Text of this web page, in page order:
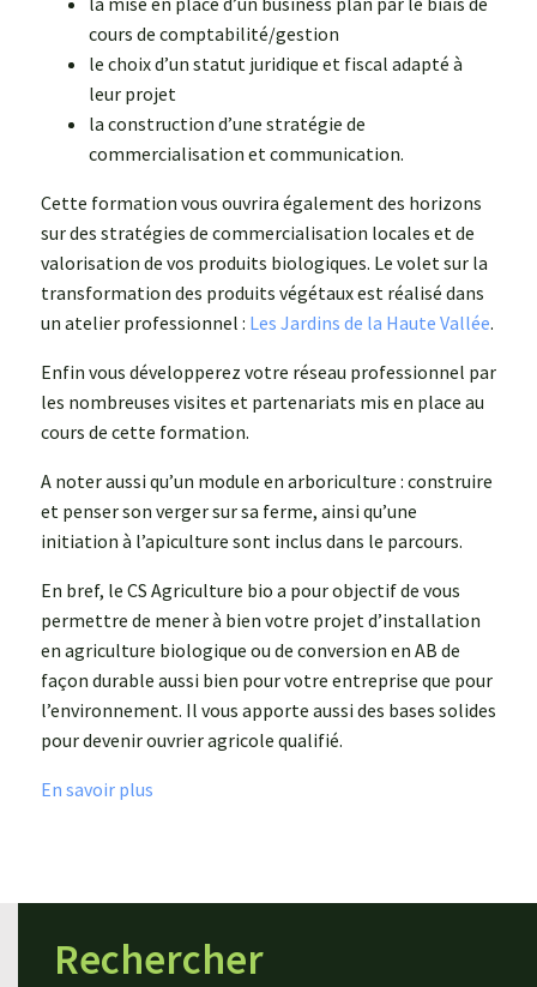
cours de comptabilité/gestion
le choix d’un statut juridique et fiscal adapté à
leur projet
la construction d’une stratégie de
commercialisation et communication.
Cette formation vous ouvrira également des horizons
sur des stratégies de commercialisation locales et de
valorisation de vos produits biologiques. Le volet sur la
transformation des produits végétaux est réalisé dans
un atelier professionnel : Les Jardins de la Haute Vallée.
Enfin vous développerez votre réseau professionnel par
les nombreuses visites et partenariats mis en place au
cours de cette formation.
A noter aussi qu’un module en arboriculture : construire
et penser son verger sur sa ferme, ainsi qu’une
initiation à l’apiculture sont inclus dans le parcours.
En bref, le CS Agriculture bio a pour objectif de vous
permettre de mener à bien votre projet d’installation
en agriculture biologique ou de conversion en AB de
façon durable aussi bien pour votre entreprise que pour
l’environnement. Il vous apporte aussi des bases solides
pour devenir ouvrier agricole qualifié.
En savoir plus
Rechercher